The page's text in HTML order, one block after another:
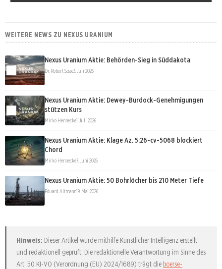
WEITERE NEWS ZU NEXUS URANIUM
Nexus Uranium Aktie: Behörden-Sieg in Süddakota
Dr. Robert Sasse3. Juli 2026
Nexus Uranium Aktie: Dewey-Burdock-Genehmigungen
stützen Kurs
Mirko Hennecke1. Juli 2026
Nexus Uranium Aktie: Klage Az. 5:26-cv-5068 blockiert
Chord
Mirko Hennecke7. Juni 2026
Nexus Uranium Aktie: 50 Bohrlöcher bis 210 Meter Tiefe
Eduard Altmann19. Mai 2026
Hinweis: Dieser Artikel wurde mithilfe Künstlicher Intelligenz erstellt
und redaktionell geprüft. Die redaktionelle Verantwortung im Sinne des
Art. 50 KI-VO (Verordnung (EU) 2024/1689) trägt die boerse-